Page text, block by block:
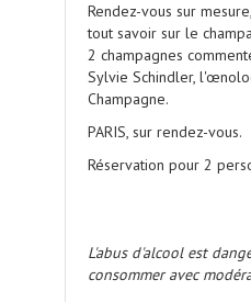
Rendez-vous sur
tout savoir sur le
2 champagnes
Sylvie Schindler,
Champagne.
PARIS, sur rendez-vous.
Réservation pour 2
L'abus d'alcool est
consommer avec